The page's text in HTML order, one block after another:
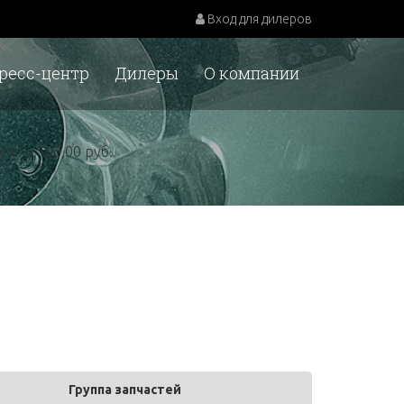
Вход для дилеров
О компании
Дилеры
центр
= 100,00 руб.
Группа запчастей